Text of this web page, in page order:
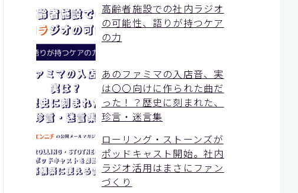
高齢者施設での社内ラジオ
の可能性、語りが持つケア
の力
あのファミマの入店音、実
は〇〇向けに作られた曲だ
った！？歴史に刻まれた、
珍言・迷言集
ローリング・ストーンズが
ポッドキャスト開始。社内
ラジオ活用はまさにファン
づくり